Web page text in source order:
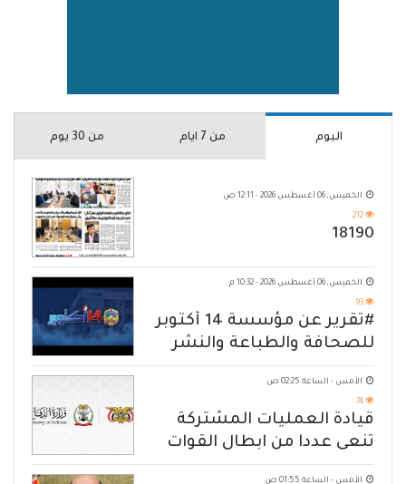
اليوم من 7 ايام من 30 يوم
الخميس, 06 أغسطس 2026 - 12:11 ص
212
18190
الخميس, 06 أغسطس 2026 - 10:32 م
93
#تقرير عن مؤسسة 14 أكتوبر
للصحافة والطباعة والنشر
الأمس - الساعة 02:25 ص
74
قيادة العمليات المشتركة
تنعى عددا من ابطال القوات
المسلحة
الأمس - الساعة 01:55 ص